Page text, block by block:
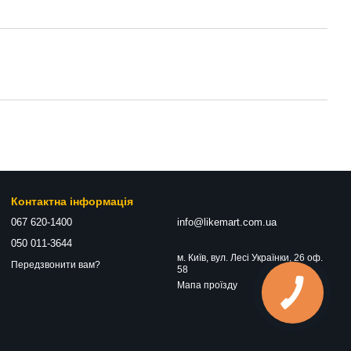
Контактна інформація
067 620-1400
050 011-3644
Передзвонити вам?
info@likemart.com.ua
м. Київ, вул. Лесі Українки, 26 оф.
58
Мапа проїзду